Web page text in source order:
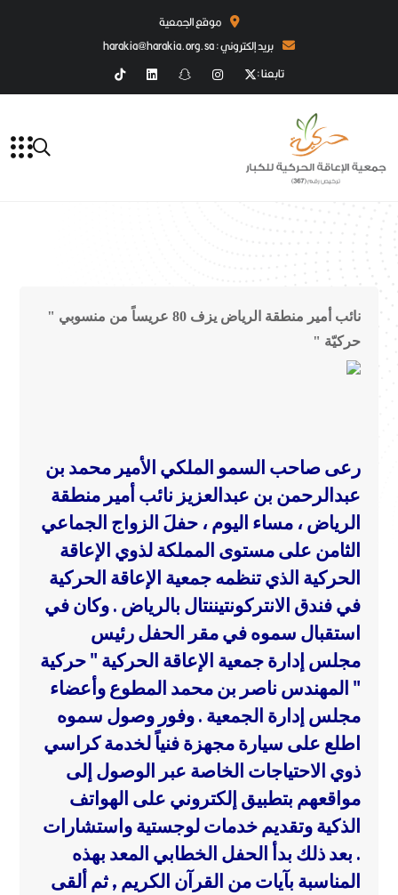
موقع الجمعية
بريد إلكتروني : harakia@harakia.org.sa
تابعنا :
نائب أمير منطقة الرياض يزف 80 عريساً من منسوبي "
حركيّة "
رعى صاحب السمو الملكي الأمير محمد بن
عبدالرحمن بن عبدالعزيز نائب أمير منطقة
الرياض ، مساء اليوم ، حفلَ الزواج الجماعي
الثامن على مستوى المملكة لذوي الإعاقة
الحركية الذي تنظمه جمعية الإعاقة الحركية
في فندق الانتركونتيننتال بالرياض .وكان في
استقبال سموه في مقر الحفل رئيس
مجلس إدارة جمعية الإعاقة الحركية " حركية
" المهندس ناصر بن محمد المطوع وأعضاء
مجلس إدارة الجمعية .وفور وصول سموه
اطلع على سيارة مجهزة فنياً لخدمة كراسي
ذوي الاحتياجات الخاصة عبر الوصول إلى
مواقعهم بتطبيق إلكتروني على الهواتف
الذكية وتقديم خدمات لوجستية واستشارات
. بعد ذلك بدأ الحفل الخطابي المعد بهذه
المناسبة بآيات من القرآن الكريم , ثم ألقى